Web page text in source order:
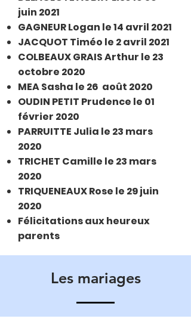
juin 2021
GAGNEUR Logan le 14 avril 2021
JACQUOT Timéo le 2 avril 2021
COLBEAUX GRAIS Arthur le 23
octobre 2020
MEA Sasha le 26 août 2020
OUDIN PETIT Prudence le 01
février 2020
PARRUITTE Julia le 23 mars
2020
TRICHET Camille le 23 mars
2020
TRIQUENEAUX Rose le 29 juin
2020
​Félicitations aux heureux
parents
Les mariages